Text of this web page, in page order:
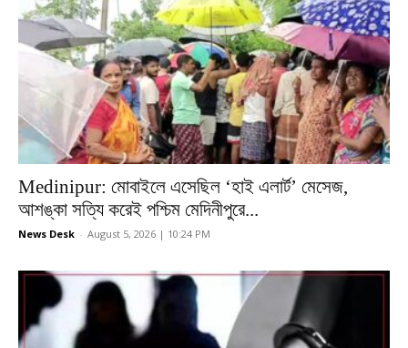
Medinipur: মোবাইলে এসেছিল ‘হাই এলার্ট’ মেসেজ,
আশঙ্কা সত্যি করেই পশ্চিম মেদিনীপুরে...
News Desk - August 5, 2026 | 10:24 PM